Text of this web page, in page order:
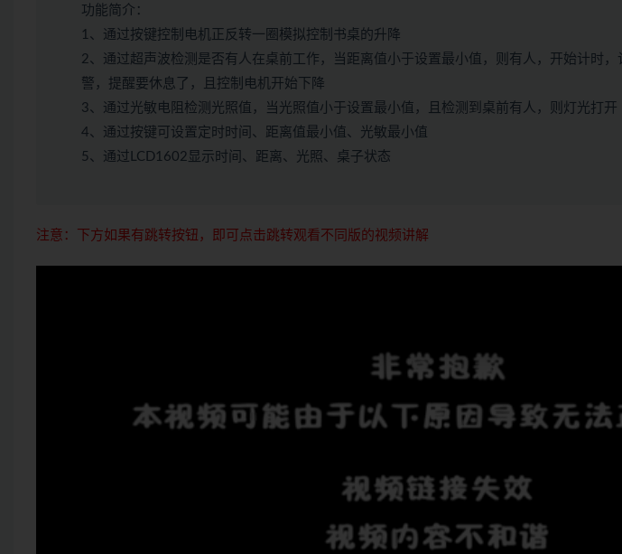
功能简介：
1、通过按键控制电机正反转一圈模拟控制书桌的升降
2、通过超声波检测是否有人在桌前工作，当距离值小于设置最小值，则有人，开始计时
警，提醒要休息了，且控制电机开始下降
3、通过光敏电阻检测光照值，当光照值小于设置最小值，且检测到桌前有人，则灯光打开
4、通过按键可设置定时时间、距离值最小值、光敏最小值
5、通过LCD1602显示时间、距离、光照、桌子状态
注意：下方如果有跳转按钮，即可点击跳转观看不同版的视频讲解